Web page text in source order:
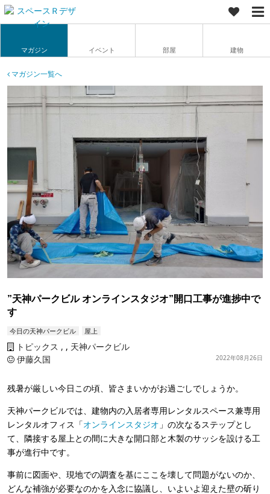
マガジン イベント 部屋 建物
マガジン一覧へ
”天神パークビル オンラインスタジオ”開口工事が進捗中で
す
今日の天神パークビル 屋上
トピックス , 天神パークビル
伊藤久国
2022年08月26日
残暑が厳しい今日この頃、皆さまいかがお過ごしでしょうか。
天神パークビルでは、建物内の入居者専用レンタルスペース兼専用
レンタルオフィス「オンラインスタジオ 」の次なるステップとし
て、隣接する屋上との間に大きな開口部と木製のサッシを設ける工
事が進行中です。
事前に図面や、現地での調査を基にここを壊して問題がないのか、
どんな補強が必要なのかを入念に協議し、いよいよ迎えた壁の斫り